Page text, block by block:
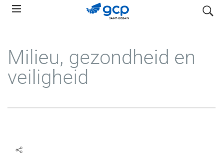
Skip
search
Milieu, gezondheid en
veiligheid